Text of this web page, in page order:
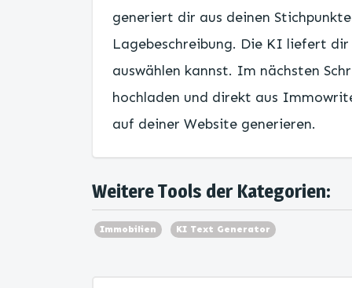
generiert dir aus deinen
Lagebeschreibung. Die KI liefert
auswählen kannst. Im nächsten
hochladen und direkt aus
auf deiner Website generieren.
Weitere Tools der Kategorien:
Immobilien KI Text Generator